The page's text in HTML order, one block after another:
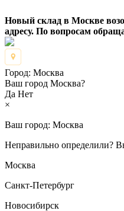
Новый склад в Москве
адресу. По вопросам
Город: Москва
Ваш город Москва?
Да Нет
×
Ваш город: Москва
Неправильно определили?
Москва
Санкт-Петербург
Новосибирск